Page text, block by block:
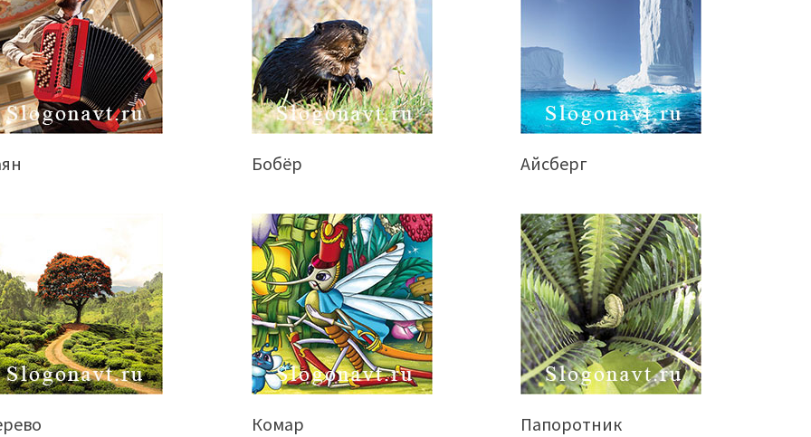
Бобёр Айсберг
Комар Папоротник